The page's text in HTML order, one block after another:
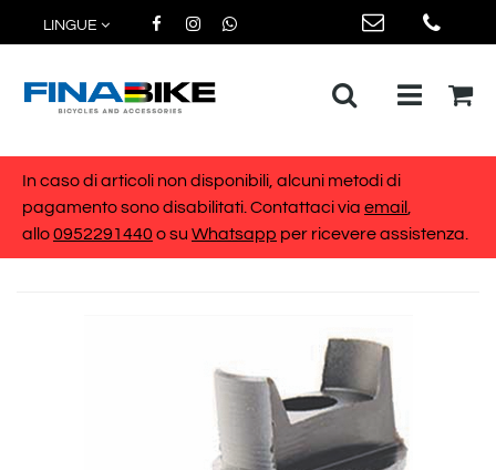
LINGUE
Open
In caso di articoli non disponibili, alcuni metodi di
pagamento sono disabilitati. Contattaci via email
allo0952291440 o su Whatsapp per ricevere assistenza.